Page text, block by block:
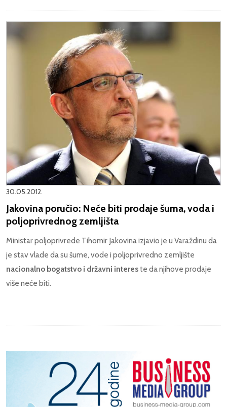
30.05.2012.
Jakovina poručio: Neće biti prodaje šuma, voda i
poljoprivrednog zemljišta
Ministar poljoprivrede Tihomir Jakovina izjavio je u Varaždinu da
je stav vlade da su šume, vode i poljoprivredno zemljište
nacionalno bogatstvo i državni intereste da njihove prodaje
više neće biti.